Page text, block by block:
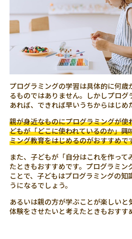
プログラミングの学習は具体的に何歳
るものではありません。しかしプロ
あれば、できれば早いうちからはじめ
親が身近なものにプログラミングが使
どもが「どこに使われているのか」興
ミング教育をはじめるのがおすすめで
また、子どもが「自分はこれを作って
たときもおすすめです。プログラミン
ことで、子どもはプログラミングの知
うになるでしょう。
あるいは親の方が学ぶことが楽しいと
体験をさせたいと考えたときもおすす